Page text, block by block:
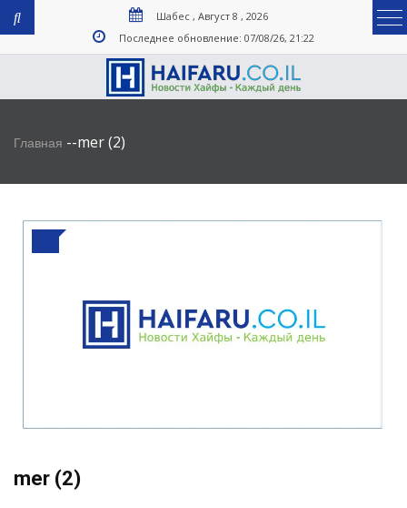
Шабес , Август 8 , 2026
Последнее обновление: 07/08/26, 21:22
Главная --mer (2)
mer (2)